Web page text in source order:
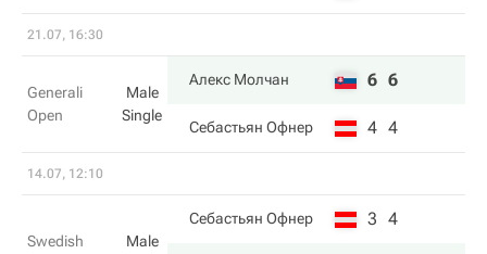
21.07, 16:30
Generali
Open
Male
Single
Алекс Молчан 6 6
Себастьян Офнер 4 4
14.07, 12:10
Swedish
Male
Себастьян Офнер 3 4